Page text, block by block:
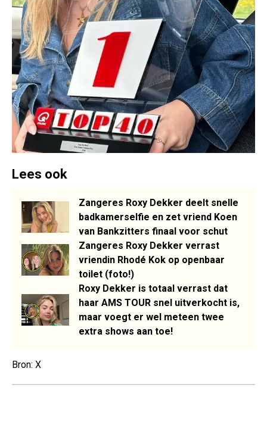
Lees ook
Zangeres Roxy Dekker deelt snelle
badkamerselfie en zet vriend Koen
van Bankzitters finaal voor schut
Zangeres Roxy Dekker verrast
vriendin Rhodé Kok op openbaar
toilet (foto!)
Roxy Dekker is totaal verrast dat
haar AMS TOUR snel uitverkocht is,
maar voegt er wel meteen twee
extra shows aan toe!
Bron: X